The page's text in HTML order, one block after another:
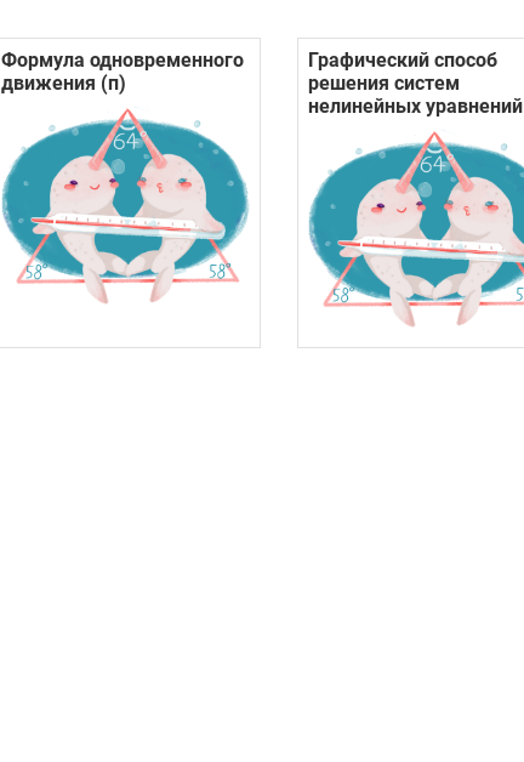
Формула одновременного
движения (п)
Графический способ
решения систем
нелинейных уравнений